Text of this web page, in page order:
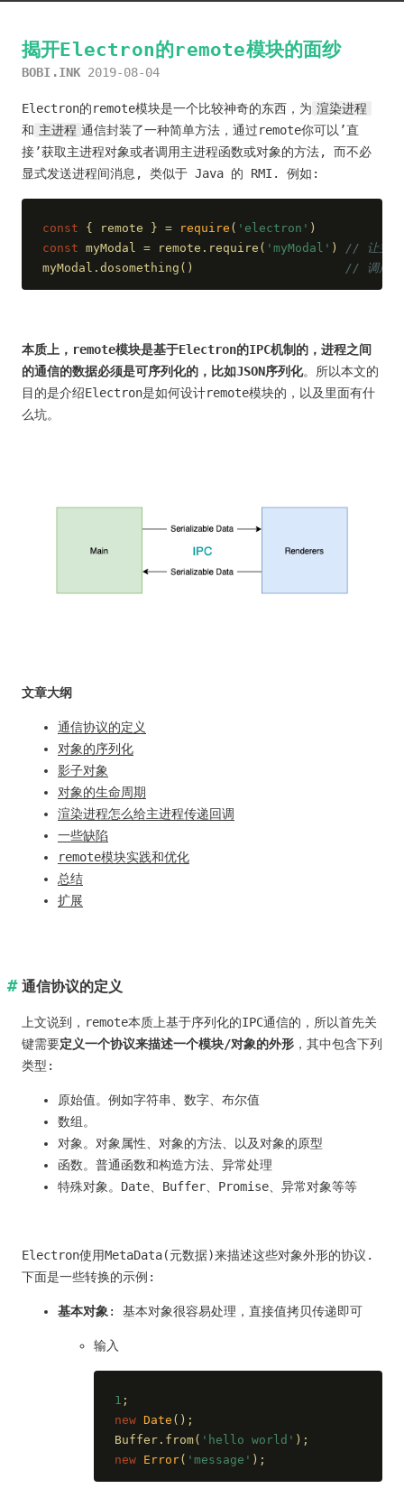
揭开Electron的remote模块的面纱
BOBI.INK 2019-08-04
Electron的remote模块是一个比较神奇的东西，为 渲染进程
和 主进程 通信封装了一种简单方法，通过remote你可以’直
接’获取主进程对象或者调用主进程函数或对象的方法, 而不必
显式发送进程间消息, 类似于 Java 的 RMI. 例如:
const { remote } = require ( 'electron' )
const myModal = remote.require( 'myModal' ) // 让主进
myModal.dosomething() // 调用方
本质上，remote模块是基于Electron的IPC机制的，进程之间
的通信的数据必须是可序列化的，比如JSON序列化。所以本文的
目的是介绍Electron是如何设计remote模块的，以及里面有什
么坑。
文章大纲
通信协议的定义
对象的序列化
影子对象
对象的生命周期
渲染进程怎么给主进程传递回调
一些缺陷
remote模块实践和优化
总结
扩展
通信协议的定义
上文说到，remote本质上基于序列化的IPC通信的，所以首先关
键需要定义一个协议来描述一个模块/对象的外形 ，其中包含下列
类型:
原始值。例如字符串、数字、布尔值
数组。
对象。对象属性、对象的方法、以及对象的原型
函数。普通函数和构造方法、异常处理
特殊对象。Date、Buffer、Promise、异常对象等等
Electron使用MetaData(元数据)来描述这些对象外形的协议.
下面是一些转换的示例:
基本对象 : 基本对象很容易处理，直接值拷贝传递即可
输入
1 ;
new Date ();
Buffer.from( 'hello world' );
new Error( 'message' );